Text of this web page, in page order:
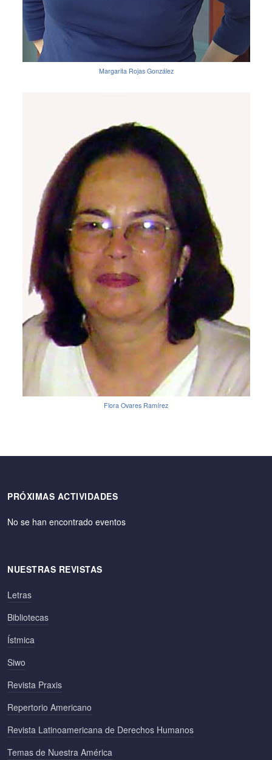
Margarita Rojas González
Flora Ovares Ramírez
PRÓXIMAS ACTIVIDADES
No se han encontrado eventos
NUESTRAS REVISTAS
Letras
Bibliotecas
Ístmica
Siwo
Revista Praxis
Repertorio Americano
Revista Latinoamericana de Derechos Humanos
Temas de Nuestra América